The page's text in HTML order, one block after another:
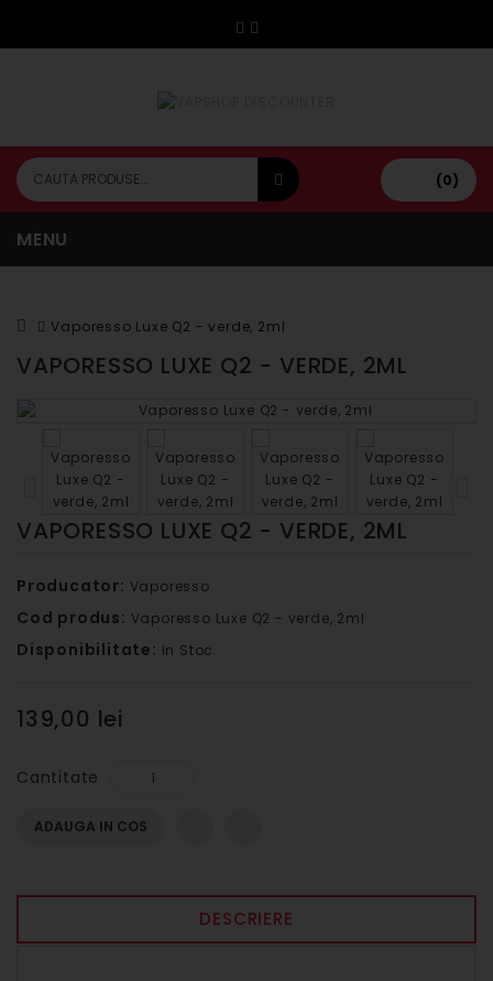
(0)
MENU
Vaporesso Luxe Q2 - verde, 2ml
VAPORESSO LUXE Q2 - VERDE, 2ML
VAPORESSO LUXE Q2 - VERDE, 2ML
Producator: Vaporesso
Cod produs: Vaporesso Luxe Q2 - verde, 2ml
Disponibilitate: In Stoc
139,00 lei
Cantitate
ADAUGA IN COS
DESCRIERE